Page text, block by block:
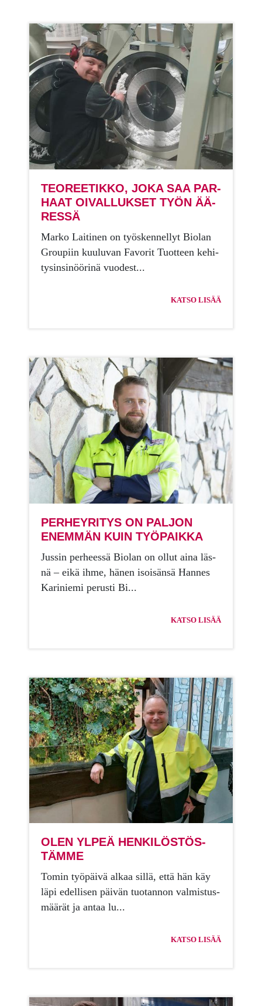
TEO­REE­TIK­KO, JOKA SAA PAR­
HAAT OI­VAL­LUK­SET TYÖN ÄÄ­
RES­SÄ
Mar­ko Lai­ti­nen on työs­ken­nel­lyt Bio­lan
Grou­piin kuu­lu­van Fa­vo­rit Tuot­teen ke­hi­
ty­sin­si­nöö­ri­nä vuo­dest...
KATSO LISÄÄ
PER­HEY­RI­TYS ON PAL­JON
ENEM­MÄN KUIN TYÖ­PAIK­KA
Jus­sin per­hees­sä Bio­lan on ol­lut aina läs­
nä – eikä ihme, hä­nen isoi­sän­sä Han­nes
Ka­ri­nie­mi pe­rus­ti Bi...
KATSO LISÄÄ
OLEN YL­PEÄ HEN­KI­LÖS­TÖS­
TÄM­ME
To­min työ­päi­vä al­kaa sil­lä, että hän käy
läpi edel­li­sen päi­vän tuo­tan­non val­mis­tus­
mää­rät ja an­taa lu...
KATSO LISÄÄ